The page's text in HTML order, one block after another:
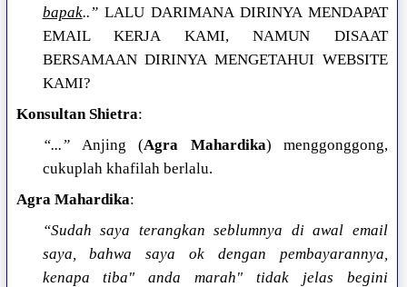
bapak..”LALU DARIMANA DIRINYA MENDAPAT
EMAIL KERJA KAMI, NAMUN DISAAT
BERSAMAAN DIRINYA MENGETAHUI WEBSITE
KAMI?
Konsultan Shietra:
“...” Anjing (Agra Mahardika) menggonggong,
cukuplah khafilah berlalu.
Agra Mahardika:
“Sudah saya terangkan seblumnya di awal email
saya, bahwa saya ok dengan pembayarannya,
kenapa tiba" anda marah" tidak jelas begini